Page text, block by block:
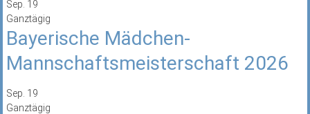
Sep. 19
Ganztägig
Bayerische Mädchen-
Mannschaftsmeisterschaft 2026
Sep. 19
Ganztägig